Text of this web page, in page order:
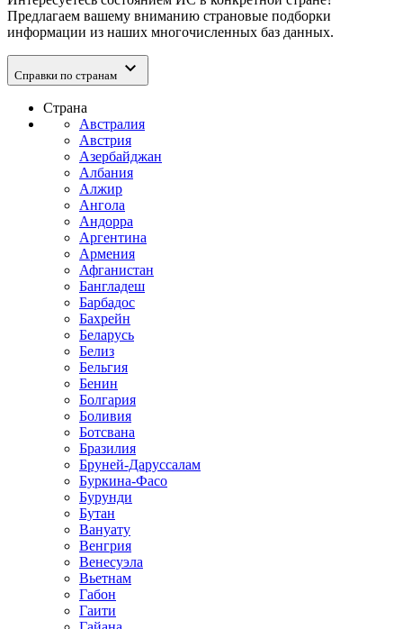
Предлагаем вашему вниманию страновые подборки
информации из наших многочисленных баз данных.
Справки по странам expand_more
Страна
Австралия
Австрия
Азербайджан
Албания
Алжир
Ангола
Андорра
Аргентина
Армения
Афганистан
Бангладеш
Барбадос
Бахрейн
Беларусь
Белиз
Бельгия
Бенин
Болгария
Боливия
Ботсвана
Бразилия
Бруней-Даруссалам
Буркина-Фасо
Бурунди
Бутан
Вануату
Венгрия
Венесуэла
Вьетнам
Габон
Гаити